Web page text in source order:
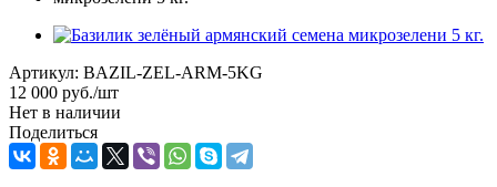
Артикул: BAZIL-ZEL-ARM-5KG
12 000 руб./шт
Нет в наличии
Поделиться